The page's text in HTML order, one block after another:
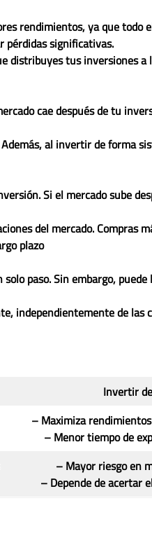
rendimientos, ya que todo
pérdidas significativas.
distribuyes tus inversiones a
cae después de tu
al invertir de forma
Si el mercado sube
del mercado. Compras
plazo
paso. Sin embargo,
independientemente de las
Invertir
– Maximiza
– Menor tiempo de
– Mayor riesgo en
– Depende de acertar